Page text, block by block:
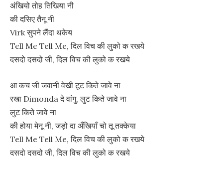
अंखियो तोह तिखिया नी
की दसिए तैनू नी
Virk सुपने लैंदा थकेय
Tell Me Tell Me, दिल विच की लुको क रखये
दसदो दसदो जी, दिल विच की लुको क रखये
आ कच जी जवानी वेखी टूट किते जावे ना
रखा Dimonda दे वांगु, लुट किते जावे ना
लुट किते जावे ना
की होया मेनू नी, जड़ो दा अँखियाँ चो तू तक्केया
Tell Me Tell Me, दिल विच की लुको क रखये
दसदो दसदो जी, दिल विच की लुको क रखये